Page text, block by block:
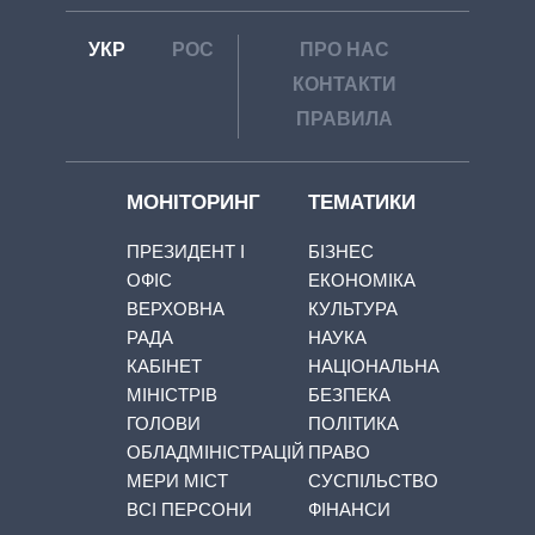
УКР РОС
ПРО НАС
КОНТАКТИ
ПРАВИЛА
МОНІТОРИНГ
ПРЕЗИДЕНТ І
ОФІС
ВЕРХОВНА
РАДА
КАБІНЕТ
МІНІСТРІВ
ГОЛОВИ
ОБЛАДМІНІСТРАЦІЙ
МЕРИ МІСТ
ВСІ ПЕРСОНИ
ТЕМАТИКИ
БІЗНЕС
ЕКОНОМІКА
КУЛЬТУРА
НАУКА
НАЦІОНАЛЬНА
БЕЗПЕКА
ПОЛІТИКА
ПРАВО
СУСПІЛЬСТВО
ФІНАНСИ